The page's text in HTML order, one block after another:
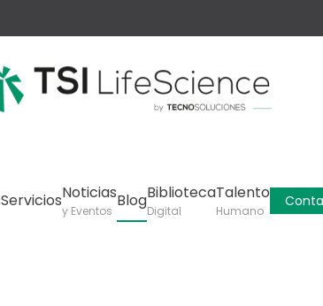
ServiciosNoticias
y Eventos
BlogBiblioteca
Digital
Talento
Humano